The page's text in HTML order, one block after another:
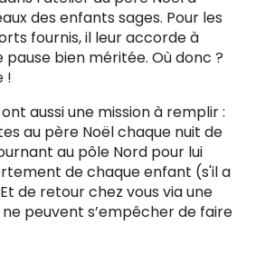
des enfants sages. Pour les
fournis, il leur accorde à
bien méritée. Où donc ?
!
aussi une mission à remplir :
au père Noël chaque nuit de
au pôle Nord pour lui
de chaque enfant (s'il a
de retour chez vous via une
peuvent s’empêcher de faire